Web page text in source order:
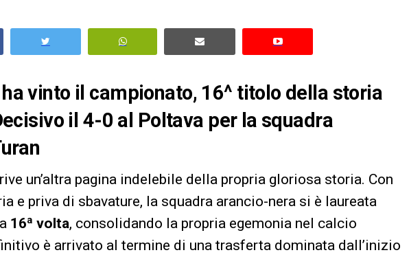
vinto il campionato, 16^ titolo della storia
il 4-0 al Poltava per la squadra
un’altra pagina indelebile della propria gloriosa storia. Con
e priva di sbavature, la squadra arancio-nera si è laureata
16ª volta, consolidando la propria egemonia nel calcio
è arrivato al termine di una trasferta dominata dall’inizio